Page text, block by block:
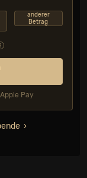
anderer
Betrag
Pay